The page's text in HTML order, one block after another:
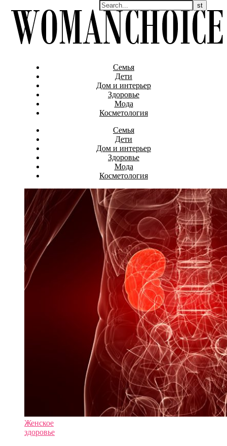
Семья
Дети
Дом и интерьер
Здоровье
Мода
Косметология
Семья
Дети
Дом и интерьер
Здоровье
Мода
Косметология
Женское
здоровье